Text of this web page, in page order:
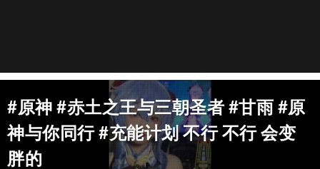
#原神 #赤土之王与三朝圣者 #甘雨 #原
神与你同行 #充能计划 不行 不行 会变
胖的